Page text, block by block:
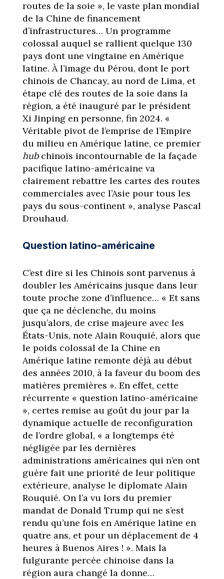
routes de la soie », le vaste plan mondial
de la Chine de financement
d’infrastructures… Un programme
colossal auquel se rallient quelque 130
pays dont une vingtaine en Amérique
latine. À l’image du Pérou, dont le port
chinois de Chancay, au nord de Lima, et
étape clé des routes de la soie dans la
région, a été inauguré par le président
Xi Jinping en personne, fin 2024. «
Véritable pivot de l’emprise de l’Empire
du milieu en Amérique latine, ce premier
hubchinois incontournable de la façade
pacifique latino-américaine va
clairement rebattre les cartes des routes
commerciales avec l’Asie pour tous les
pays du sous-continent », analyse Pascal
Drouhaud.
Question latino-américaine
C’est dire si les Chinois sont parvenus à
doubler les Américains jusque dans leur
toute proche zone d’influence… « Et sans
que ça ne déclenche, du moins
jusqu’alors, de crise majeure avec les
États-Unis, note Alain Rouquié, alors que
le poids colossal de la Chine en
Amérique latine remonte déjà au début
des années 2010, à la faveur du boom des
matières premières ». En effet, cette
récurrente « question latino-américaine
», certes remise au goût du jour par la
dynamique actuelle de reconfiguration
de l’ordre global, « a longtemps été
négligée par les dernières
administrations américaines qui n’en ont
guère fait une priorité de leur politique
extérieure, analyse le diplomate Alain
Rouquié. On l’a vu lors du premier
mandat de Donald Trump qui ne s’est
rendu qu’une fois en Amérique latine en
quatre ans, et pour un déplacement de 4
heures à Buenos Aires ! ». Mais la
fulgurante percée chinoise dans la
région aura changé la donne…